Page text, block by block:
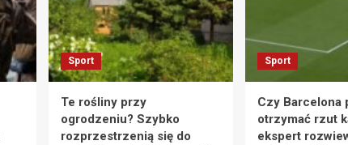
Sport
Te rośliny przy
ogrodzeniu? Szybko
rozprzestrzenią się do
Sport
Czy Barcelona
otrzymać rzut
ekspert